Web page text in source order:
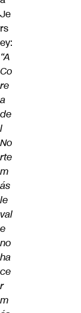
Je
rs
ey:
“A
Co
re
a
de
l
No
rte
m
ás
le
val
e
no
ha
ce
r
m